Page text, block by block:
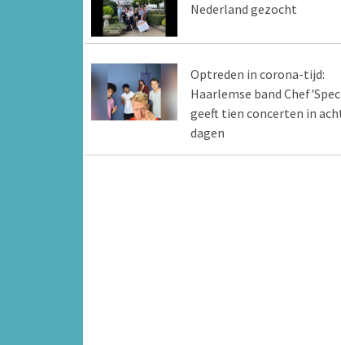
Nederland gezocht
Optreden in corona-tijd:
Haarlemse band
geeft tien concerten in
dagen